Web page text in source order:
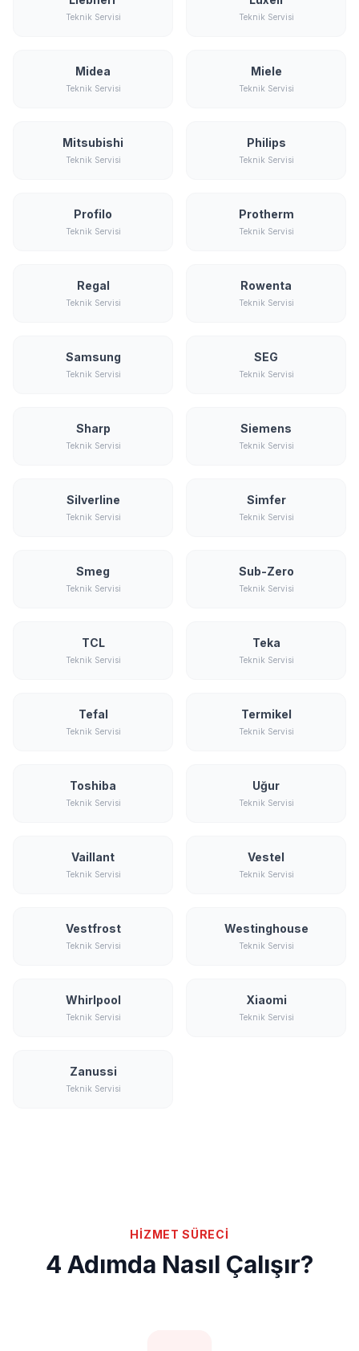
Teknik Servisi Teknik Servisi
Midea
Teknik Servisi
Miele
Teknik Servisi
Mitsubishi
Teknik Servisi
Philips
Teknik Servisi
Profilo
Teknik Servisi
Protherm
Teknik Servisi
Regal
Teknik Servisi
Rowenta
Teknik Servisi
Samsung
Teknik Servisi
SEG
Teknik Servisi
Sharp
Teknik Servisi
Siemens
Teknik Servisi
Silverline
Teknik Servisi
Simfer
Teknik Servisi
Smeg
Teknik Servisi
Sub-Zero
Teknik Servisi
TCL
Teknik Servisi
Teka
Teknik Servisi
Tefal
Teknik Servisi
Termikel
Teknik Servisi
Toshiba
Teknik Servisi
Uğur
Teknik Servisi
Vaillant
Teknik Servisi
Vestel
Teknik Servisi
Vestfrost
Teknik Servisi
Westinghouse
Teknik Servisi
Whirlpool
Teknik Servisi
Xiaomi
Teknik Servisi
Zanussi
Teknik Servisi
HİZMET SÜRECİ
4 Adımda Nasıl Çalışır?